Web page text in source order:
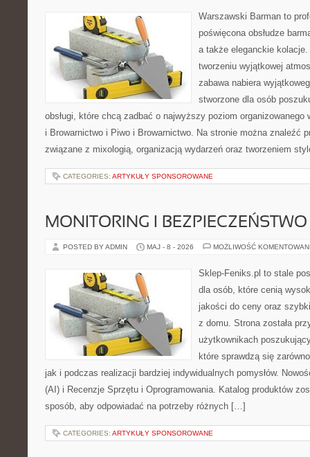
Warszawski Barman to
poświęcona obsłudze
a także eleganckie
tworzeniu wyjątkowej
zabawa nabiera
stworzone dla osób
obsługi, które chcą zadbać o najwyższy poziom organizowanego
i Browarnictwo i Piwo i Browarnictwo. Na stronie można znaleźć
związane z mixologią, organizacją wydarzeń oraz tworzeniem
CATEGORIES: ARTYKUŁY SPONSOROWANE
MONITORING I
POSTED BY ADMIN MAJ - 8 - 2026 MOŻLIWOŚĆ
Sklep-Feniks.pl to stale
dla osób, które cenią
jakości do ceny oraz
z domu. Strona została
użytkownikach
które sprawdzą się
jak i podczas realizacji bardziej indywidualnych pomysłów.
(AI) i Recenzje Sprzętu i Oprogramowania. Katalog produktów
sposób, aby odpowiadać na potrzeby różnych […]
CATEGORIES: ARTYKUŁY SPONSOROWANE